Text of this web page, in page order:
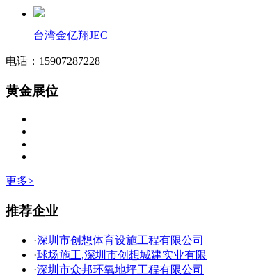
台湾金亿翔JEC
电话：15907287228
黄金展位
更多>
推荐企业
·深圳市创想体育设施工程有限公司
·球场施工,深圳市创想城建实业有限
·深圳市众邦环氧地坪工程有限公司